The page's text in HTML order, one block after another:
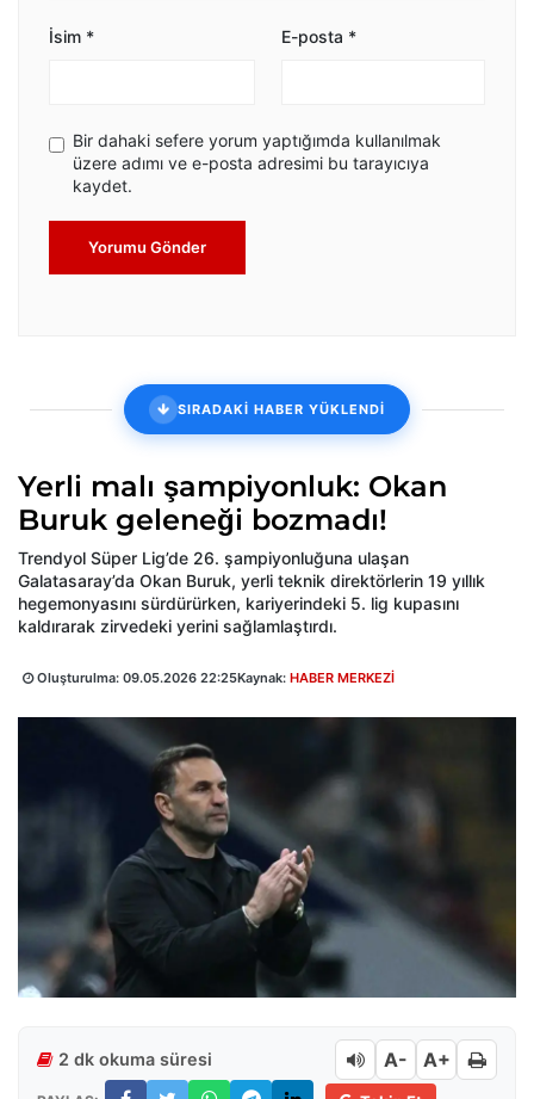
İsim * E-posta *
Bir dahaki sefere yorum yaptığımda kullanılmak
üzere adımı ve e-posta adresimi bu tarayıcıya
kaydet.
Yorumu Gönder
SIRADAKİ HABER YÜKLENDİ
Yerli malı şampiyonluk: Okan
Buruk geleneği bozmadı!
Trendyol Süper Lig’de 26. şampiyonluğuna ulaşan
Galatasaray’da Okan Buruk, yerli teknik direktörlerin 19 yıllık
hegemonyasını sürdürürken, kariyerindeki 5. lig kupasını
kaldırarak zirvedeki yerini sağlamlaştırdı.
Oluşturulma: 09.05.2026 22:25Kaynak: HABER MERKEZİ
2 dk okuma süresi A- A+